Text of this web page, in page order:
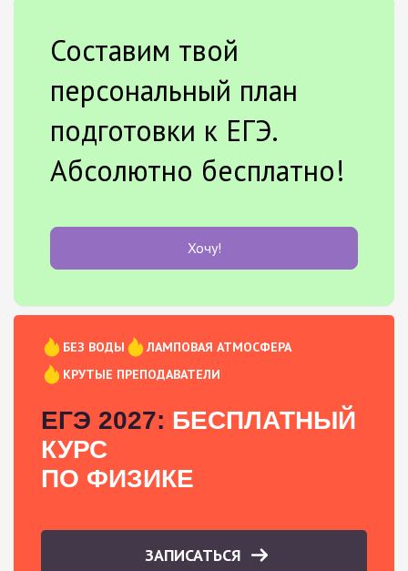
Составим твой
персональный план
подготовки к ЕГЭ.
Абсолютно бесплатно!
Хочу!
БЕЗ ВОДЫ
ЛАМПОВАЯ АТМОСФЕРА
КРУТЫЕ ПРЕПОДАВАТЕЛИ
ЕГЭ 2027: БЕСПЛАТНЫЙ
КУРС
ПО ФИЗИКЕ
ЗАПИСАТЬСЯ